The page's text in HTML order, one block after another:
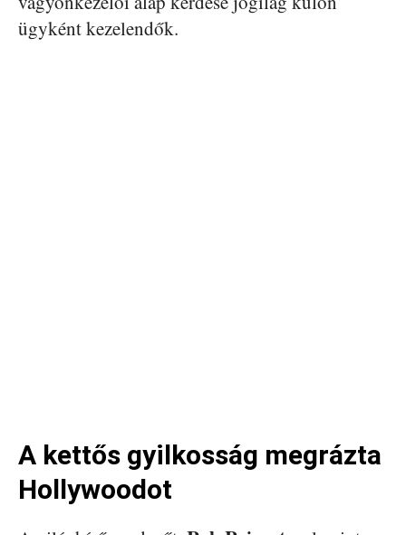
ügyként kezelendők.
A kettős gyilkosság megrázta
Hollywoodot